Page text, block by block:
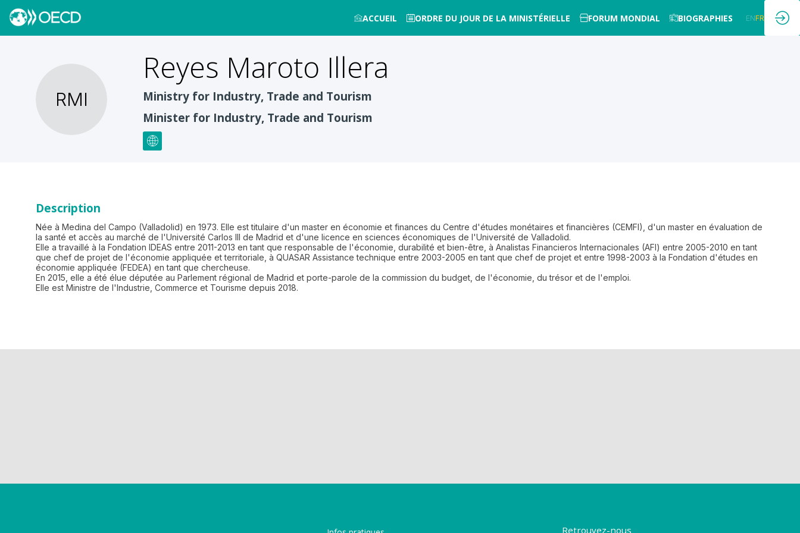
ACCUEIL ORDRE DU JOUR DE LA MINISTÉRIELLE FORUM MONDIAL BIOGRAPHIES ENFR
RMI
Reyes Maroto Illera
Ministry for Industry, Trade and Tourism
Minister for Industry, Trade and Tourism
Description
Née à Medina del Campo (Valladolid) en 1973. Elle est titulaire d'un master en économie et finances du Centre d'études monétaires et financières (CEMFI), d'un master en évaluation de
la santé et accès au marché de l'Université Carlos III de Madrid et d'une licence en sciences économiques de l'Université de Valladolid.
Elle a travaillé à la Fondation IDEAS entre 2011-2013 en tant que responsable de l'économie, durabilité et bien-être, à Analistas Financieros Internacionales (AFI) entre 2005-2010 en tant
que chef de projet de l'économie appliquée et territoriale, à QUASAR Assistance technique entre 2003-2005 en tant que chef de projet et entre 1998-2003 à la Fondation d'études en
économie appliquée (FEDEA) en tant que chercheuse.
En 2015, elle a été élue députée au Parlement régional de Madrid et porte-parole de la commission du budget, de l'économie, du trésor et de l'emploi.
Elle est Ministre de l'Industrie, Commerce et Tourisme depuis 2018.
Retrouvez-nous